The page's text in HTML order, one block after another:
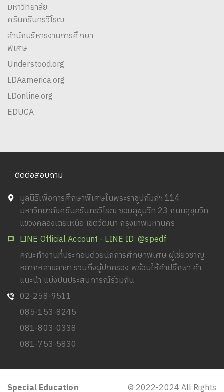
มหาวิทยาลัย
ศรีนครินทรวิโรฒ
สำนักบริหารงานการศึกษา
พิเศษ
Understood.org
LDAamerica.org
LDonline.org
EDUCA
ติดต่อสอบถาม
มูลนิธิเพื่อการศึกษาพิเศษในพระราชูปถัมภ์ฯ 114
มหาวิทยาลัยศรีนครินทรวิโรฒ ซอยสุขุมวิท 23 ถนนสุขุมวิท
แขวงคลองเตยเหนือ เขตวัฒนา กรุงเทพมหานคร
LINE Official Account - LINE ID: @spedf
คณะทำงานที่ประกอบด้วยนักการศึกษาพิเศษ ผู้เชี่ยวชาญ
หลากหลายสาขา รวมถึงผู้ปกครอง พร้อมให้คำปรึกษา คำ
แนะนำ แบ่งปันประสบการณ์ร่วมกัน
02-258-9511
085-153-8245
081-803-0338
081-753-5830
Special Education © 2022-2024 All Rights